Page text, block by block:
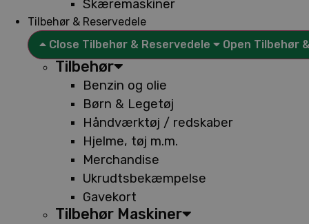
Skæremaskiner
Tilbehør & Reservedele
Close Tilbehør & Reservedele
Open Tilbehør
Tilbehør
Benzin og olie
Børn & Legetøj
Håndværktøj / redskaber
Hjelme, tøj m.m.
Merchandise
Ukrudtsbekæmpelse
Gavekort
Tilbehør Maskiner